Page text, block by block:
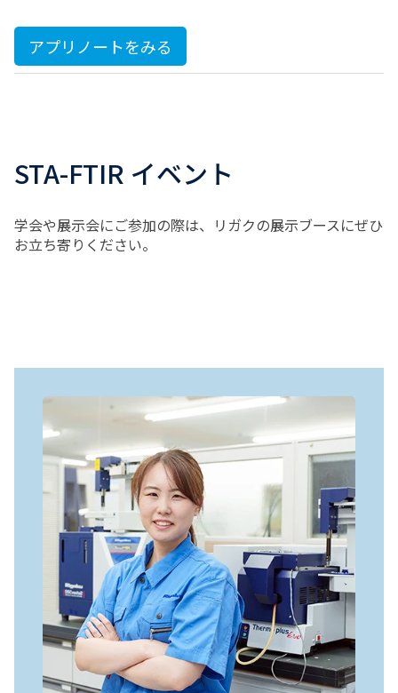
アプリノートをみる
STA-FTIR イベント
学会や展示会にご参加の際は、リガクの展示ブースにぜひ
お立ち寄りください。